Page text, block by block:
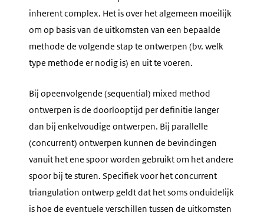
inherent complex. Het is over het algemeen moeilijk
om op basis van de uitkomsten van een bepaalde
methode de volgende stap te ontwerpen (bv. welk
type methode er nodig is) en uit te voeren.
Bij opeenvolgende (sequential) mixed method
ontwerpen is de doorlooptijd per definitie langer
dan bij enkelvoudige ontwerpen. Bij parallelle
(concurrent) ontwerpen kunnen de bevindingen
vanuit het ene spoor worden gebruikt om het andere
spoor bij te sturen. Specifiek voor hetconcurrent
triangulation ontwerp geldt dat het soms onduidelijk
is hoe de eventuele verschillen tussen de uitkomsten